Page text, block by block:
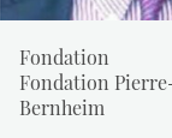
Fondation
Fondation
Bernheim